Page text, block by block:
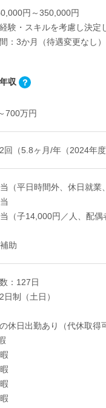
円～350,000円
験・スキルを考慮し決定
：3か月（待遇変更なし）
収
700万円
回（5.8ヶ月/年（2024年度
（平日時間外、休日就業
（子14,000円／人、配偶
助
：127日
日制（土日）
休日出勤あり（代休取得